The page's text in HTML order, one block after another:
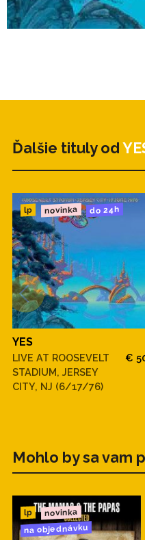
Ďalšie tituly od
lp novinka do 24h
YES
LIVE AT ROOSEVELT
STADIUM, JERSEY
CITY, NJ (6/17/76)
€
Mohlo by sa vam
lp novinka
na objednávku